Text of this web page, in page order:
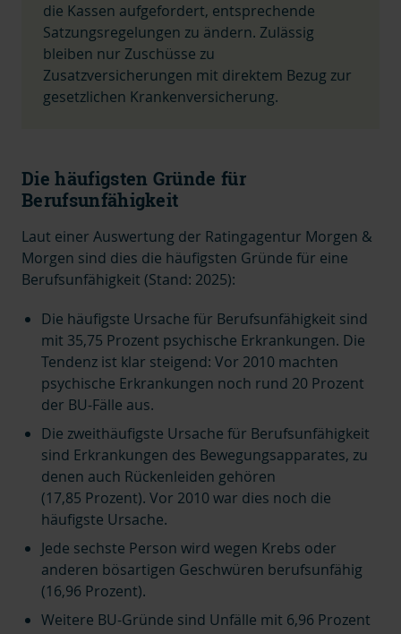
die Kassen aufgefordert, entsprechende
Satzungsregelungen zu ändern. Zulässig
bleiben nur Zuschüsse zu
Zusatzversicherungen mit direktem Bezug zur
gesetzlichen Krankenversicherung.
Die häufigsten Gründe für
Berufsunfähigkeit
Laut einer Auswertung der Ratingagentur Morgen &
Morgen sind dies die häufigsten Gründe für eine
Berufsunfähigkeit (Stand: 2025):
Die häufigste Ursache für Berufsunfähigkeit sind
mit 35,75 Prozent psychische Erkrankungen. Die
Tendenz ist klar steigend: Vor 2010 machten
psychische Erkrankungen noch rund 20 Prozent
der BU-Fälle aus.
Die zweithäufigste Ursache für Berufsunfähigkeit
sind Erkrankungen des Bewegungsapparates, zu
denen auch Rückenleiden gehören
(17,85 Prozent). Vor 2010 war dies noch die
häufigste Ursache.
Jede sechste Person wird wegen Krebs oder
anderen bösartigen Geschwüren berufsunfähig
(16,96 Prozent).
Weitere BU-Gründe sind Unfälle mit 6,96 Prozent